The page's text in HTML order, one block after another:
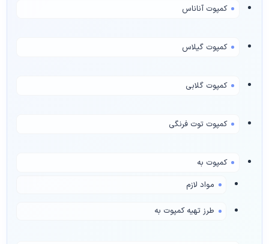
کمپوت آناناس
کمپوت گیلاس
کمپوت گلابی
کمپوت توت فرنگی
کمپوت به
مواد لازم
طرز تهیه کمپوت به